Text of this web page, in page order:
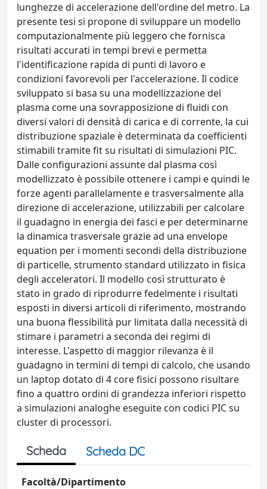
lunghezze di accelerazione dell'ordine del metro. La
presente tesi si propone di sviluppare un modello
computazionalmente più leggero che fornisca
risultati accurati in tempi brevi e permetta
l'identificazione rapida di punti di lavoro e
condizioni favorevoli per l'accelerazione. Il codice
sviluppato si basa su una modellizzazione del
plasma come una sovrapposizione di fluidi con
diversi valori di densità di carica e di corrente, la cui
distribuzione spaziale è determinata da coefficienti
stimabili tramite fit su risultati di simulazioni PIC.
Dalle configurazioni assunte dal plasma così
modellizzato è possibile ottenere i campi e quindi le
forze agenti parallelamente e trasversalmente alla
direzione di accelerazione, utilizzabili per calcolare
il guadagno in energia dei fasci e per determinarne
la dinamica trasversale grazie ad una envelope
equation per i momenti secondi della distribuzione
di particelle, strumento standard utilizzato in fisica
degli acceleratori. Il modello così strutturato è
stato in grado di riprodurre fedelmente i risultati
esposti in diversi articoli di riferimento, mostrando
una buona flessibilità pur limitata dalla necessità di
stimare i parametri a seconda dei regimi di
interesse. L'aspetto di maggior rilevanza è il
guadagno in termini di tempi di calcolo, che usando
un laptop dotato di 4 core fisici possono risultare
fino a quattro ordini di grandezza inferiori rispetto
a simulazioni analoghe eseguite con codici PIC su
cluster di processori.
Scheda Scheda DC
Facoltà/Dipartimento